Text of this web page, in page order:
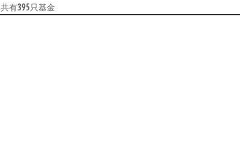
共有395只基金